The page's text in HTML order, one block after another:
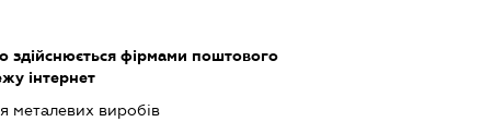
здійснюється фірмами поштового
інтернет
металевих виробів